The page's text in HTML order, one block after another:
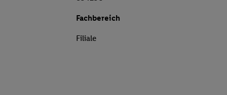
Fachbereich
Filiale